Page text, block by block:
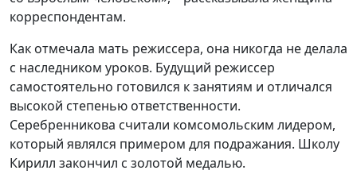
корреспондентам.
Как отмечала мать режиссера, она никогда не делала
с наследником уроков. Будущий режиссер
самостоятельно готовился к занятиям и отличался
высокой степенью ответственности.
Серебренникова считали комсомольским лидером,
который являлся примером для подражания. Школу
Кирилл закончил с золотой медалью.